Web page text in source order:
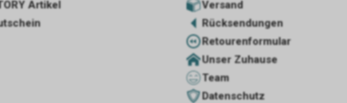
Artikel
Versand
Rücksendungen
Retourenformular
Unser Zuhause
Team
Datenschutz